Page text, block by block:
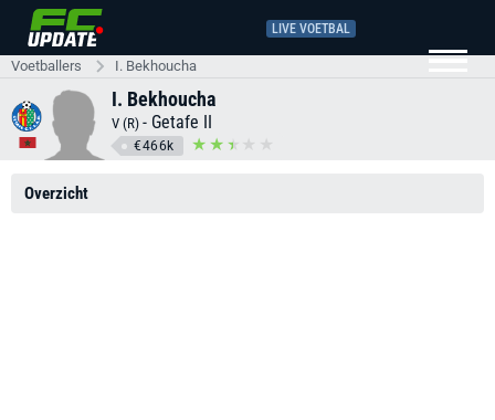
LIVE VOETBAL
Voetballers I. Bekhoucha
I. Bekhoucha
V (R) - Getafe II
€466k
Overzicht